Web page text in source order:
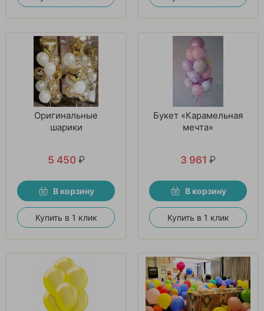
Оригинальные
шарики
5 450 ₽
В корзину
Купить в 1 клик
Букет «Карамельная
мечта»
3 961 ₽
В корзину
Купить в 1 клик